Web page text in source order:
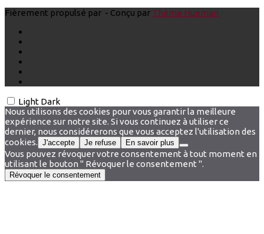
Fièrement propulsé par - Conçu par Thème Hueman
Light Dark
Nous utilisons des cookies pour vous garantir la meilleure
expérience sur notre site. Si vous continuez à utiliser ce
dernier, nous considérerons que vous acceptez l'utilisation des
cookies. J'accepte Je refuse En savoir plus
Vous pouvez révoquer votre consentement à tout moment en
utilisant le bouton " Révoquer le consentement ".
Révoquer le consentement